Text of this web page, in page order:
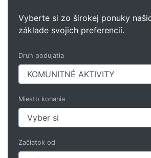
Vyberte si zo širokej ponuky
základe svojich preferencií.
Druh podujatia
Miesto konania
Začiatok od